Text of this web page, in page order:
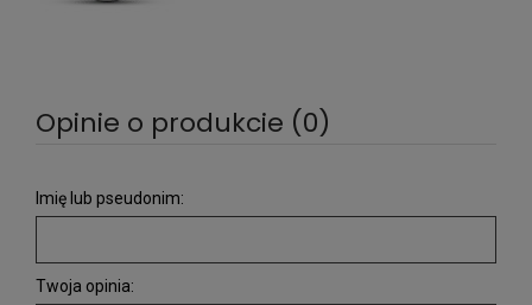
Opinie o produkcie (0)
Imię lub pseudonim:
Twoja opinia: